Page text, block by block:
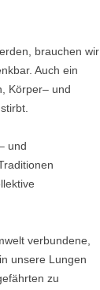
brauchen wir
Auch ein
Körper– und
und
verbundene,
unsere Lungen
zu